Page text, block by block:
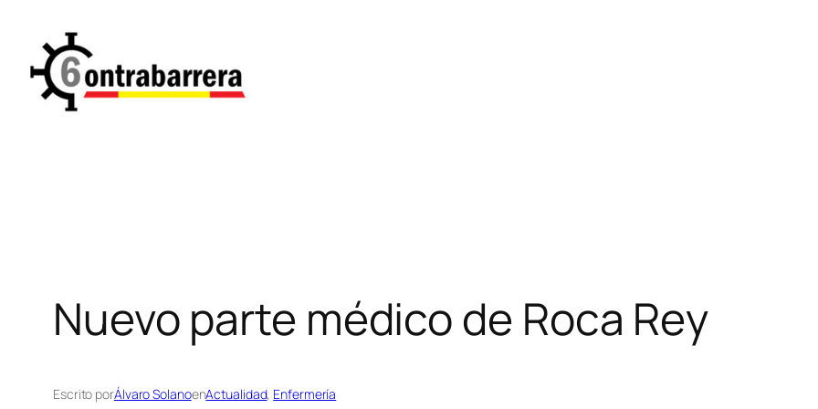
contenido
Nuevo parte médico de Roca Rey
Escrito porÁlvaro SolanoenActualidad, Enfermería